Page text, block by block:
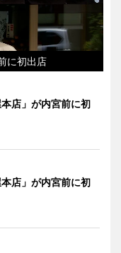
に初出店
店」が内宮前に初
店」が内宮前に初